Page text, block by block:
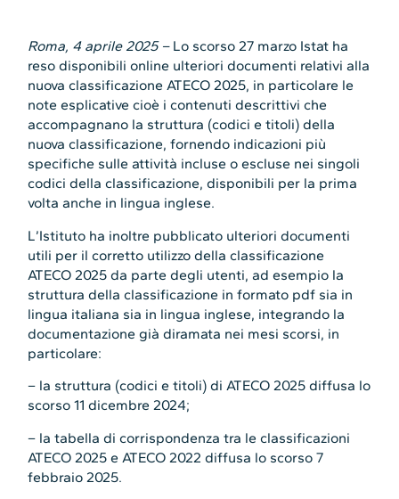
Roma, 4 aprile 2025 – Lo scorso 27 marzo Istat ha
reso disponibili online ulteriori documenti relativi alla
nuova classificazione ATECO 2025, in particolare le
note esplicative cioè i contenuti descrittivi che
accompagnano la struttura (codici e titoli) della
nuova classificazione, fornendo indicazioni più
specifiche sulle attività incluse o escluse nei singoli
codici della classificazione, disponibili per la prima
volta anche in lingua inglese.
L’Istituto ha inoltre pubblicato ulteriori documenti
utili per il corretto utilizzo della classificazione
ATECO 2025 da parte degli utenti, ad esempio la
struttura della classificazione in formato pdf sia in
lingua italiana sia in lingua inglese, integrando la
documentazione già diramata nei mesi scorsi, in
particolare:
– la struttura (codici e titoli) di ATECO 2025 diffusa lo
scorso 11 dicembre 2024;
– la tabella di corrispondenza tra le classificazioni
ATECO 2025 e ATECO 2022 diffusa lo scorso 7
febbraio 2025.